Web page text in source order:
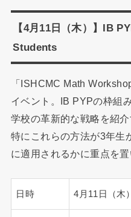
【4月11日（木）】IB
Students
「ISHCMC Math
イベント。IB PYPの枠組
学校の革新的な戦略を紹
特にこれらの方法が3年生
に適用されるかに重点を置
日時 4月11日（木